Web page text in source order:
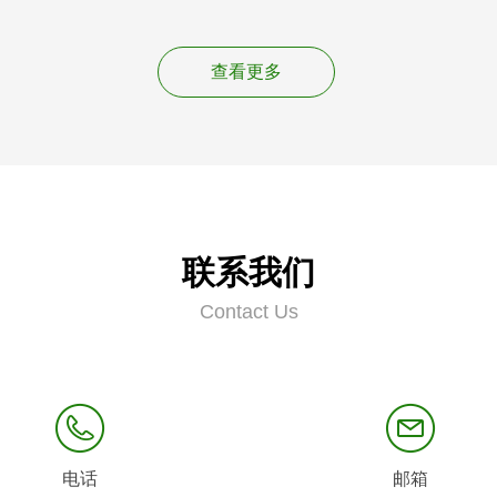
查看更多
联系我们
Contact Us
电话
邮箱